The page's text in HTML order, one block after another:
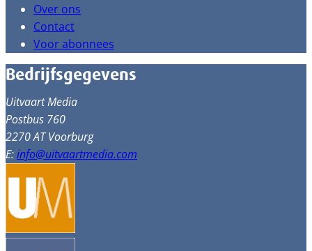
Over ons
Contact
Voor abonnees
Bedrijfsgegevens
Uitvaart Media
Postbus 760
2270 AT Voorburg
E:info@uitvaartmedia.com